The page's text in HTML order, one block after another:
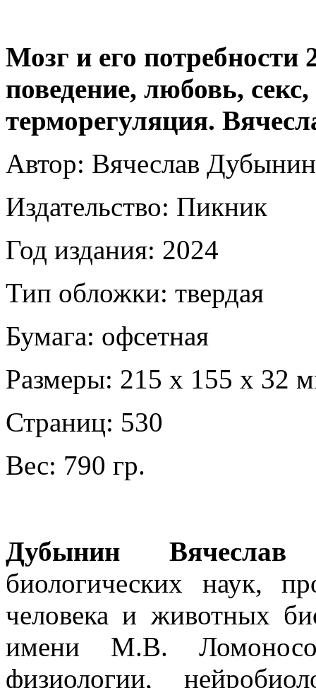
Мозг и его потребности
поведение, любовь,
терморегуляция.
Автор: Вячеслав Дубынин
Издательство: Пикник
Год издания: 2024
Тип обложки: твердая
Бумага: офсетная
Размеры: 215 х 155 х 32
Страниц: 530
Вес: 790 гр.
Дубынин Вячеслав
биологических наук,
человека и животных
имени М.В.
физиологии,